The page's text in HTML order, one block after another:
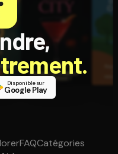
Disponible sur
Google Play
FAQCatégories